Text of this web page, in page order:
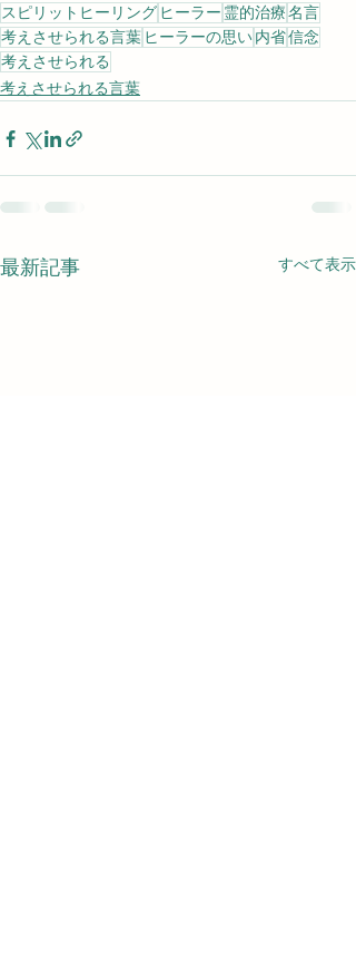
スピリットヒーリング ヒーラー 霊的治療名言
考えさせられる言葉 ヒーラーの思い内省信念
考えさせられる
考えさせられる言葉
最新記事 すべて表示